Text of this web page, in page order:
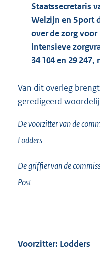
Staatssecretaris
Welzijn en Sport
over de zorg
intensieve
34 104 en 29 247,
Van dit overleg
geredigeerd
De voorzitter van de
Lodders
De griffier van de
Post
Voorzitter: Lodders